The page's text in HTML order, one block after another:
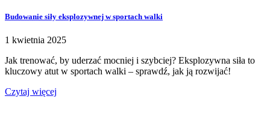
Budowanie siły eksplozywnej w sportach walki
1 kwietnia 2025
Jak trenować, by uderzać mocniej i szybciej? Eksplozywna siła to
kluczowy atut w sportach walki – sprawdź, jak ją rozwijać!
Czytaj więcej